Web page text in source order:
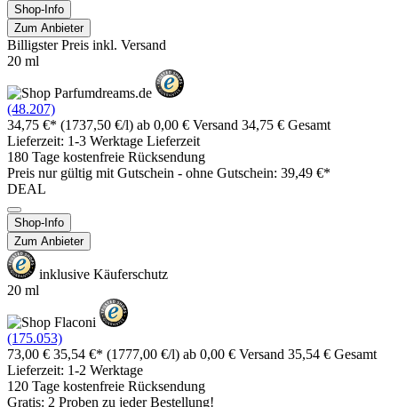
Shop-Info
Zum Anbieter
Billigster Preis inkl. Versand
20 ml
(48.207)
34,75 €* (1737,50 €/l) ab 0,00 € Versand 34,75 € Gesamt
Lieferzeit: 1-3 Werktage Lieferzeit
180 Tage kostenfreie Rücksendung
Preis nur gültig mit Gutschein - ohne Gutschein: 39,49 €*
DEAL
Shop-Info
Zum Anbieter
inklusive Käuferschutz
20 ml
(175.053)
73,00 € 35,54 €* (1777,00 €/l) ab 0,00 € Versand 35,54 € Gesamt
Lieferzeit: 1-2 Werktage
120 Tage kostenfreie Rücksendung
Gratis: 2 Proben zu jeder Bestellung!